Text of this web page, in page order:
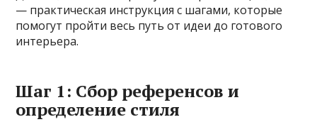
— практическая инструкция с шагами, которые
помогут пройти весь путь от идеи до готового
интерьера.
Шаг 1: Сбор референсов и
определение стиля